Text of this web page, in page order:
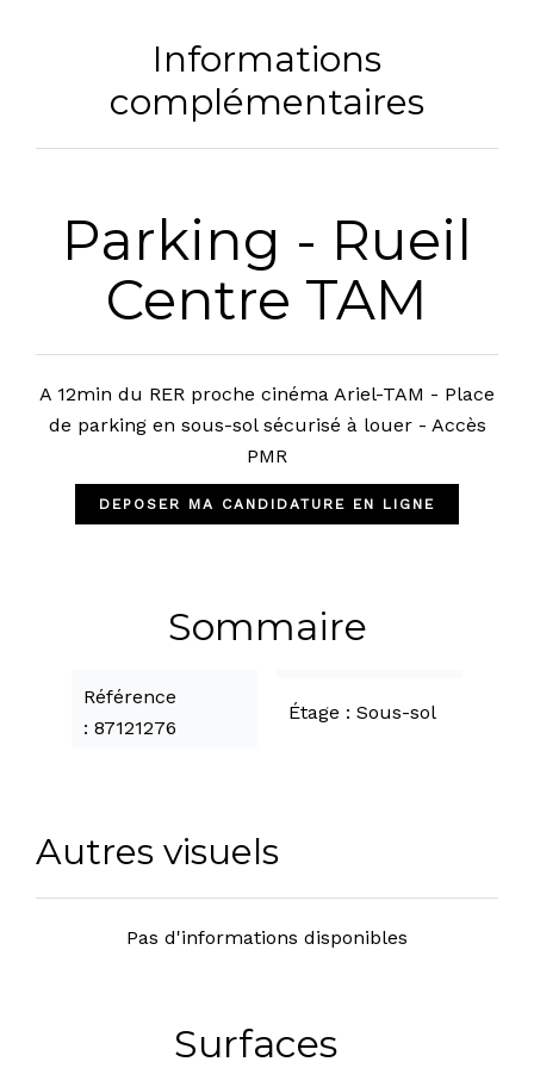
Informations
complémentaires
Parking - Rueil
Centre TAM
A 12min du RER proche cinéma Ariel-TAM - Place
de parking en sous-sol sécurisé à louer - Accès
PMR
DEPOSER MA CANDIDATURE EN LIGNE
Sommaire
Référence
87121276
Étage Sous-sol
Autres visuels
Pas d'informations disponibles
Surfaces